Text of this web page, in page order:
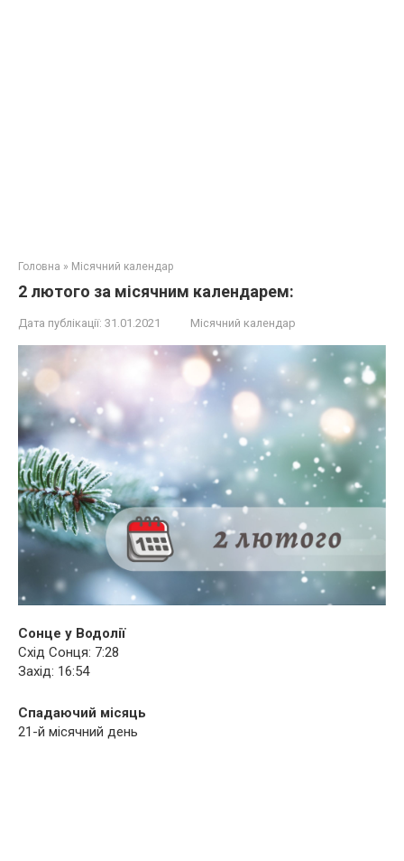
Головна » Місячний календар
2 лютого за місячним календарем:
Дата публікації: 31.01.2021 Місячний календар
Сонце у Водолії
Схід Сонця: 7:28
Захід: 16:54
Спадаючий місяць
21-й місячний день